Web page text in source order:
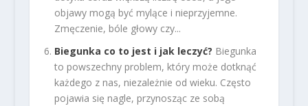
objawy mogą być mylące i nieprzyjemne.
Zmęczenie, bóle głowy czy...
Biegunka co to jest i jak leczyć? Biegunka
to powszechny problem, który może dotknąć
każdego z nas, niezależnie od wieku. Często
pojawia się nagle, przynosząc ze sobą